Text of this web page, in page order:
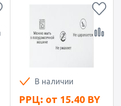
В наличии
РРЦ: от 15.40 BY